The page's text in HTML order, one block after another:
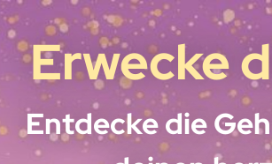
Erwecke
Entdecke die